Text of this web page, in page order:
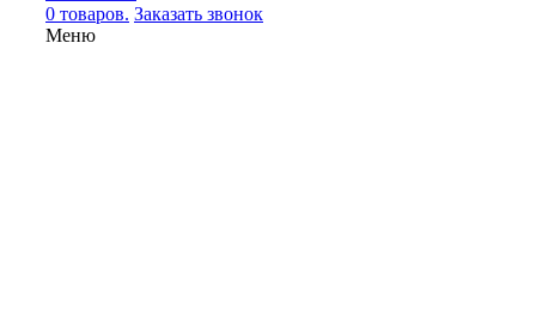
0 товаров. Заказать звонок
Меню